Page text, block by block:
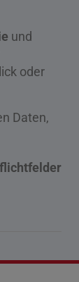
und
oder
Daten,